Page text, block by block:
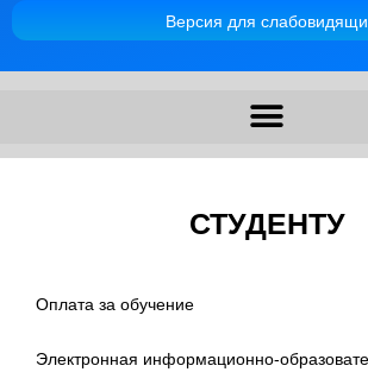
Версия для
СТУДЕНТУ
Оплата за обучение
Электронная информационно-